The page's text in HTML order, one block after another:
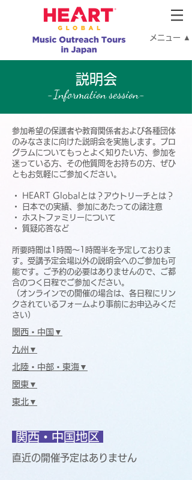
メニュー ▲
説明会
-Information session-
参加希望の保護者や教育関係者および各種団体
のみなさまに向けた説明会を実施します。プロ
グラムについてもっとよく知りたい方、参加を
迷っている方、その他質問をお持ちの方、ぜひ
ともお気軽にご参加ください。
・ HEART Globalとは？アウトリーチとは？
・ 日本での実績、参加にあたっての諸注意
・ ホストファミリーについて
・ 質疑応答など
所要時間は1時間～1時間半を予定しておりま
す。受講予定会場以外の説明会へのご参加も可
能です。ご予約の必要はありませんので、ご都
合のつく日程でご参加ください。
​（オンラインでの開催の場合は、各日程にリン
クされているフォームより事前にお申込みくだ
さい）
関西・中国▼
九州▼
北陸・中部・東海▼
関東▼
東北▼
関西・中国地区
直近の開催予定はありません